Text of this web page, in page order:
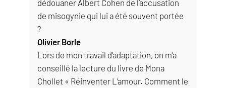
dédouaner Albert Cohen de l’accusation
de misogynie qui lui a été souvent portée
?
Olivier Borle
Lors de mon travail d’adaptation, on m’a
conseillé la lecture du livre de Mona
Chollet « Réinventer L’amour. Comment le